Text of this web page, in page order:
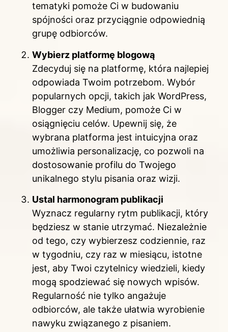
tematyki pomoże Ci w budowaniu
spójności oraz przyciągnie odpowiednią
grupę odbiorców.
Wybierz platformę blogową
Zdecyduj się na platformę, która najlepiej
odpowiada Twoim potrzebom. Wybór
popularnych opcji, takich jak WordPress,
Blogger czy Medium, pomoże Ci w
osiągnięciu celów. Upewnij się, że
wybrana platforma jest intuicyjna oraz
umożliwia personalizację, co pozwoli na
dostosowanie profilu do Twojego
unikalnego stylu pisania oraz wizji.
Ustal harmonogram publikacji
Wyznacz regularny rytm publikacji, który
będziesz w stanie utrzymać. Niezależnie
od tego, czy wybierzesz codziennie, raz
w tygodniu, czy raz w miesiącu, istotne
jest, aby Twoi czytelnicy wiedzieli, kiedy
mogą spodziewać się nowych wpisów.
Regularność nie tylko angażuje
odbiorców, ale także ułatwia wyrobienie
nawyku związanego z pisaniem.